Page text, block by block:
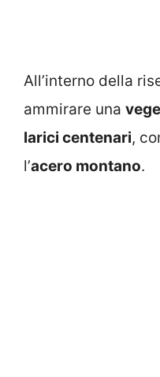
All’interno della
ammirare una
larici centenari,
l’acero montano.